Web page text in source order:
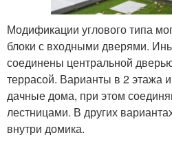
Модификации углового типа
блоки с входными дверями.
соединены центральной
террасой. Варианты в 2 этажа
дачные дома, при этом
лестницами. В других
внутри домика.